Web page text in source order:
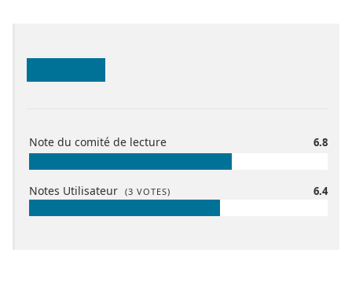
Note du comité de lecture 6.8
Notes Utilisateur (3 VOTES) 6.4